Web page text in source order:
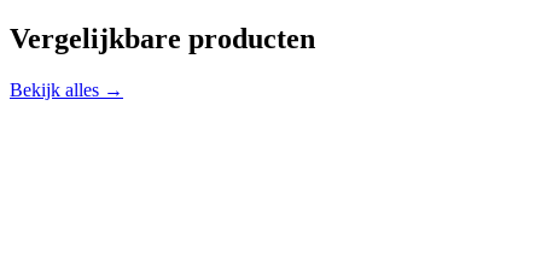
Vergelijkbare producten
Bekijk alles →